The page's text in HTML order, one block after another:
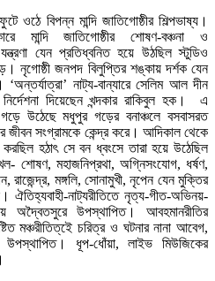
ওঠে বিপন্ন মান্দি জাতিগোষ্ঠীর শিল্পভাষ্য।
মান্দি জাতিগোষ্ঠীর শোষণ-বঞ্চনা ও
যেন প্রতিধ্বনিত হয়ে উঠছিল স্টুডিও
নৃগোষ্ঠী জনপদ বিলুপ্তির শঙ্কায় দর্শক যেন
নাট্য-বান্যারে সেলিম আল দীন
দিয়েছেন খন্দকার রাকিবুল হক। এ
উঠেছে মধুপুর গড়ের বনাঞ্চলে বসবাসরত
জীবন সংগ্রামকে কেন্দ্র করে। আদিকাল থেকে
হঠাৎ সে বন ধ্বংসে তারা হয়ে উঠেছিল
শোষণ, মহাজনিপ্রথা, অগ্নিসংযোগ, ধর্ষণ,
রাজেন্দ্র, মঙ্গলি, সোনামুখী, নৃপেন যেন মুক্তির
ঐতিহ্যবাহী-নাট্যরীতিতে নৃত্য-গীত-অভিনয়-
অদ্বৈতসুরে উপস্থাপিত। আবহমানরীতির
মঞ্চরীতিত্ইে চরিত্র ও ঘটনার নানা আবেগ,
উপস্থাপিত। ধূপ-ধোঁয়া, লাইভ মিউজিকের